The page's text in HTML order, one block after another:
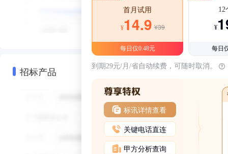
招标产品
首月试用
¥14.9 ¥39
每日仅0.48元
12
¥
每日
到期29元/月/省自动续费，可随时取消。
标讯详情查看
关键电话直连
甲方分析查询